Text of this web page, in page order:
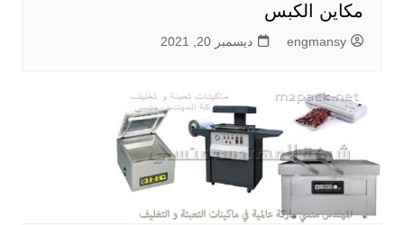
مكاين الكبس
engmansy ديسمبر 20, 2021